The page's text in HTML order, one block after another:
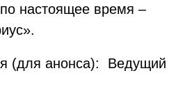
настоящее время –
(для анонса): Ведущий